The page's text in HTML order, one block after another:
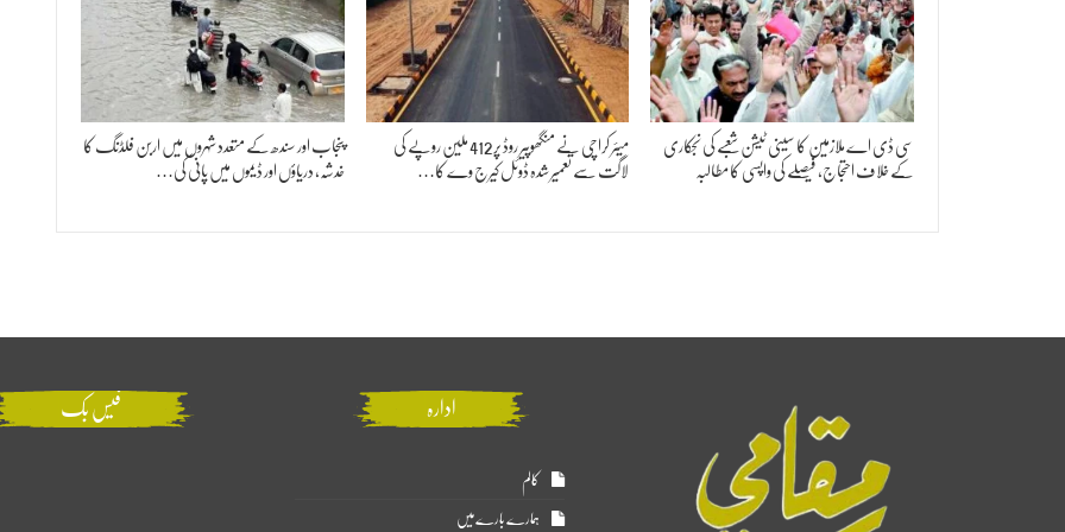
سی ڈی اے ملازمین کا سینی ٹیشن شعبے کی نجکاری
کے خلاف احتجاج، فیصلے کی واپسی کا مطالبہ
میئر کراچی نے منگھوپیر روڈ پر 412 ملین روپے کی
لاگت سے تعمیر شدہ ڈوئل کیرج وے کا…
پنجاب اور سندھ کے متعدد شہروں میں اربن فلڈنگ کا
خدشہ، دریاؤں اور ڈیموں میں پانی کی…
ادارہ
کالم
ہمارے بارے میں
فیس بک